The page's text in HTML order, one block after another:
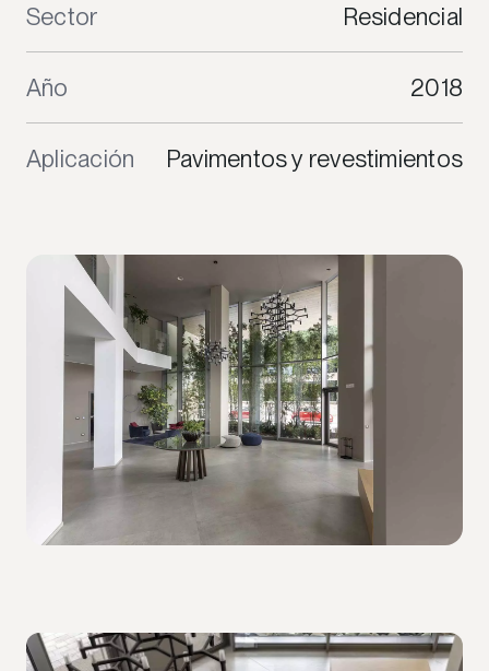
Sector Residencial
Año 2018
Aplicación Pavimentos y revestimientos